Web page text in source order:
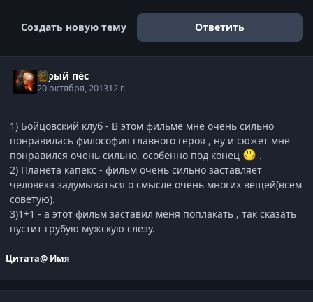
Создать новую тему Ответить
серый пёс
20 октября, 201312 г.
1) Бойцовский клуб - В этом фильме мне очень сильно
понравилась философия главного героя , ну и сюжет мне
понравился очень сильно, особенно под конец
.
2) Планета капекс - фильм очень сильно заставляет
человека задумываться о смысле очень многих вещей(всем
советую).
3)1+1 - а этот фильм заставил меня поплакать , так сказать
пустит грубую мужскую слезу.
Цитата@ Имя